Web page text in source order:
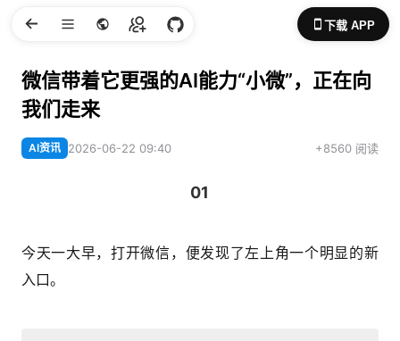
下载 APP
微信带着它更强的AI能力“小微”，正在向
我们走来
AI资讯 2026-06-22 09:40 +8560 阅读
01
今天一大早，打开微信，便发现了左上角一个明显的新
入口。